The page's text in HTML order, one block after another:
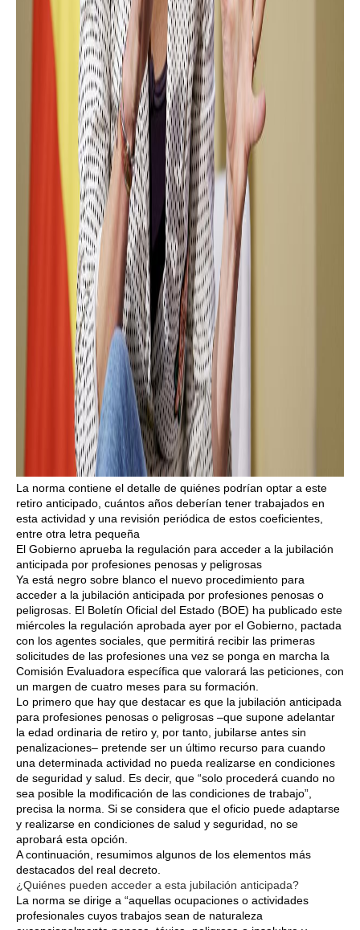
La norma contiene el detalle de quiénes podrían optar a este
retiro anticipado, cuántos años deberían tener trabajados en
esta actividad y una revisión periódica de estos coeficientes,
entre otra letra pequeña
El Gobierno aprueba la regulación para acceder a la jubilación
anticipada por profesiones penosas y peligrosas
Ya está negro sobre blanco el nuevo procedimiento para
acceder a la jubilación anticipada por profesiones penosas o
peligrosas. El Boletín Oficial del Estado (BOE) ha publicado este
miércoles la regulación aprobada ayer por el Gobierno, pactada
con los agentes sociales, que permitirá recibir las primeras
solicitudes de las profesiones una vez se ponga en marcha la
Comisión Evaluadora específica que valorará las peticiones, con
un margen de cuatro meses para su formación.
Lo primero que hay que destacar es que la jubilación anticipada
para profesiones penosas o peligrosas –que supone adelantar
la edad ordinaria de retiro y, por tanto, jubilarse antes sin
penalizaciones– pretende ser un último recurso para cuando
una determinada actividad no pueda realizarse en condiciones
de seguridad y salud. Es decir, que “solo procederá cuando no
sea posible la modificación de las condiciones de trabajo”,
precisa la norma. Si se considera que el oficio puede adaptarse
y realizarse en condiciones de salud y seguridad, no se
aprobará esta opción.
A continuación, resumimos algunos de los elementos más
destacados del real decreto.
¿Quiénes pueden acceder a esta jubilación anticipada?
La norma se dirige a “aquellas ocupaciones o actividades
profesionales cuyos trabajos sean de naturaleza